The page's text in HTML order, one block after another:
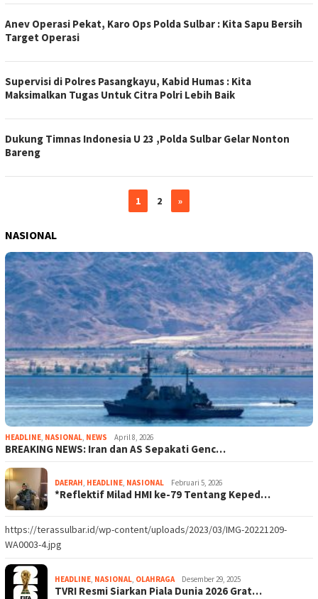
Anev Operasi Pekat, Karo Ops Polda Sulbar : Kita Sapu Bersih
Target Operasi
Supervisi di Polres Pasangkayu, Kabid Humas : Kita
Maksimalkan Tugas Untuk Citra Polri Lebih Baik
Dukung Timnas Indonesia U 23 ,Polda Sulbar Gelar Nonton
Bareng
1 2 »
NASIONAL
HEADLINE, NASIONAL, NEWS April 8, 2026
BREAKING NEWS: Iran dan AS Sepakati Genc…
DAERAH, HEADLINE, NASIONAL Februari 5, 2026
*Reflektif Milad HMI ke-79 Tentang Keped…
https://terassulbar.id/wp-content/uploads/2023/03/IMG-20221209-
WA0003-4.jpg
HEADLINE, NASIONAL, OLAHRAGA Desember 29, 2025
TVRI Resmi Siarkan Piala Dunia 2026 Grat…